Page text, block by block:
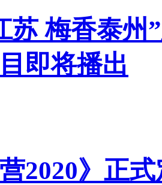
苏 梅香泰州
即将播出
营2020》正